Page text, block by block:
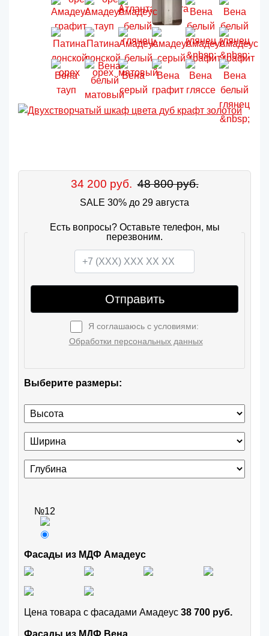
34 200 руб. 48 800 руб.
SALE 30% до 29 августа
Есть вопросы? Оставьте телефон, мы
перезвоним.
Отправить
Я соглашаюсь с условиями:
Обработки персональных данных
Выберите размеры:
№12
Фасады из МДФ Амадеус
Цена товара с фасадами Амадеус 38 700 руб.
Фасады из МДФ Вена